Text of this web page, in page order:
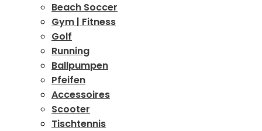
Beach Soccer
Gym | Fitness
Golf
Running
Ballpumpen
Pfeifen
Accessoires
Scooter
Tischtennis